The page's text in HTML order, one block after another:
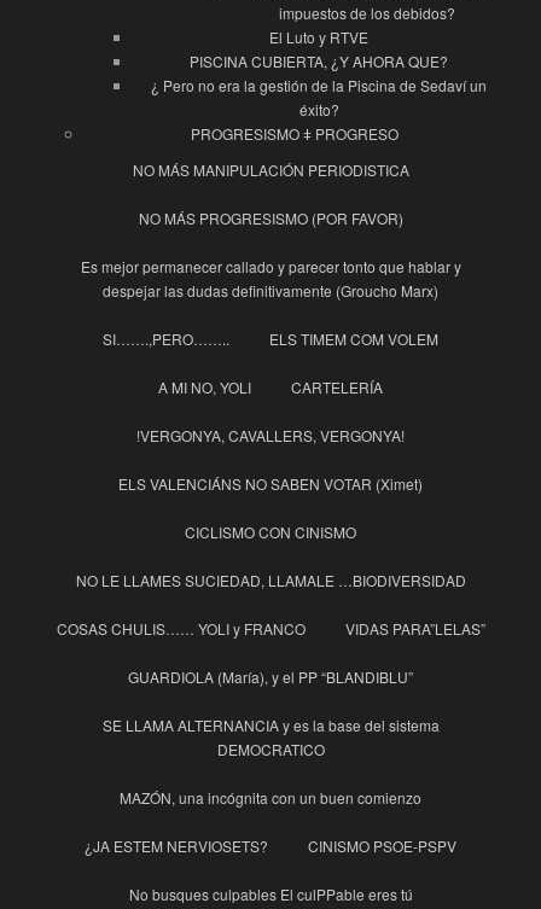
impuestos de los debidos?
El Luto y RTVE
PISCINA CUBIERTA, ¿Y AHORA QUE?
¿ Pero no era la gestión de la Piscina de Sedaví un
éxito?
PROGRESISMO ǂ PROGRESO
NO MÁS MANIPULACIÓN PERIODISTICA
NO MÁS PROGRESISMO (POR FAVOR)
Es mejor permanecer callado y parecer tonto que hablar y
despejar las dudas definitivamente (Groucho Marx)
SI…….,PERO…….. ELS TIMEM COM VOLEM
A MI NO, YOLI CARTELERÍA
!VERGONYA, CAVALLERS, VERGONYA!
ELS VALENCIÁNS NO SABEN VOTAR (Ximet)
CICLISMO CON CINISMO
NO LE LLAMES SUCIEDAD, LLAMALE …BIODIVERSIDAD
COSAS CHULIS…… YOLI y FRANCO VIDAS PARA”LELAS”
GUARDIOLA (María), y el PP “BLANDIBLU”
SE LLAMA ALTERNANCIA y es la base del sistema
DEMOCRATICO
MAZÓN, una incógnita con un buen comienzo
¿JA ESTEM NERVIOSETS? CINISMO PSOE-PSPV
No busques culpables El culPPable eres tú